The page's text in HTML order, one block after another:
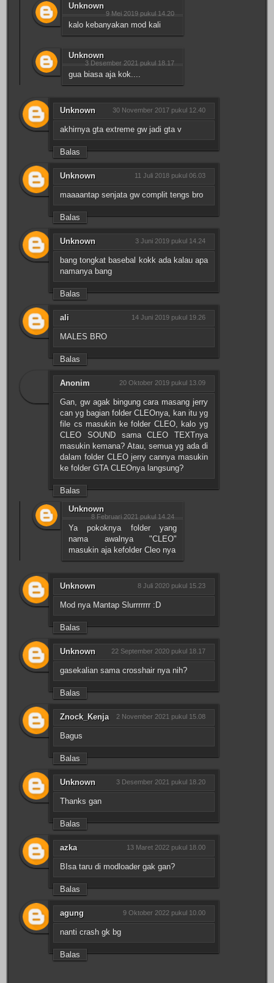
Unknown
9 Mei 2019 pukul 14.20
kalo kebanyakan mod kali
Unknown
3 Desember 2021 pukul 18.17
gua biasa aja kok....
Unknown 30 November 2017 pukul 12.40
akhirnya gta extreme gw jadi gta v
Balas
Unknown 11 Juli 2018 pukul 06.03
maaaantap senjata gw complit tengs bro
Balas
Unknown 3 Juni 2019 pukul 14.24
bang tongkat basebal kokk ada kalau apa
namanya bang
Balas
ali 14 Juni 2019 pukul 19.26
MALES BRO
Balas
Anonim 20 Oktober 2019 pukul 13.09
Gan, gw agak bingung cara masang jerry
can yg bagian folder CLEOnya, kan itu yg
file cs masukin ke folder CLEO, kalo yg
CLEO SOUND sama CLEO TEXTnya
masukin kemana? Atau, semua yg ada di
dalam folder CLEO jerry cannya masukin
ke folder GTA CLEOnya langsung?
Balas
Unknown
8 Februari 2021 pukul 14.24
Ya pokoknya folder yang
nama awalnya "CLEO"
masukin aja kefolder Cleo nya
Unknown 8 Juli 2020 pukul 15.23
Mod nya Mantap Slurrrrrrr :D
Balas
Unknown 22 September 2020 pukul 18.17
gasekalian sama crosshair nya nih?
Balas
Znock_Kenja 2 November 2021 pukul 15.08
Bagus
Balas
Unknown 3 Desember 2021 pukul 18.20
Thanks gan
Balas
azka 13 Maret 2022 pukul 18.00
BIsa taru di modloader gak gan?
Balas
agung 9 Oktober 2022 pukul 10.00
nanti crash gk bg
Balas